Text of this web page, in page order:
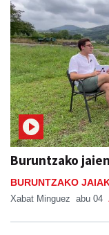
Buruntzako
BURUNTZAKO
Xabat Minguez abu 04